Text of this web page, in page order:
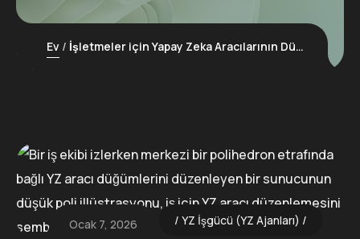
Ev İşletmeler için Yapay Zeka Aracılarının Düzenlenmesi
Ocak 7, 2026 YZ İşgücü (YZ Ajanları)